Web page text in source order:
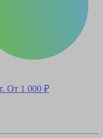
От 1 000 ₽